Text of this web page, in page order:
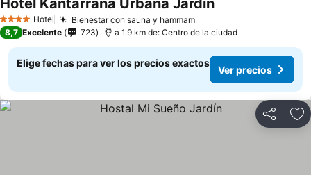
4 EstrellasHotel Bienestar con sauna y hammam
Hotel Kantarrana Urbana Jardin
8,7 Excelente 723 a 1.9 km de: Centro de la ciudad
Elige fechas para ver los precios exactos
Ver precios
Compartir